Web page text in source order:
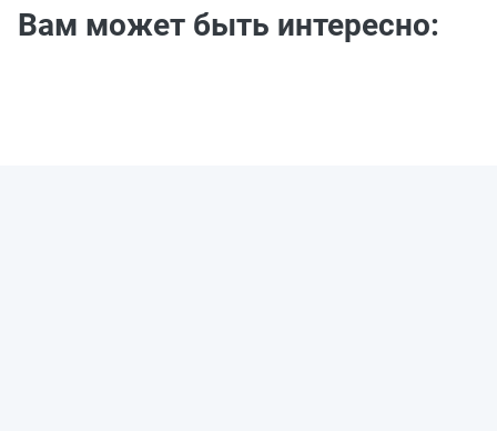
Вам может быть интересно: